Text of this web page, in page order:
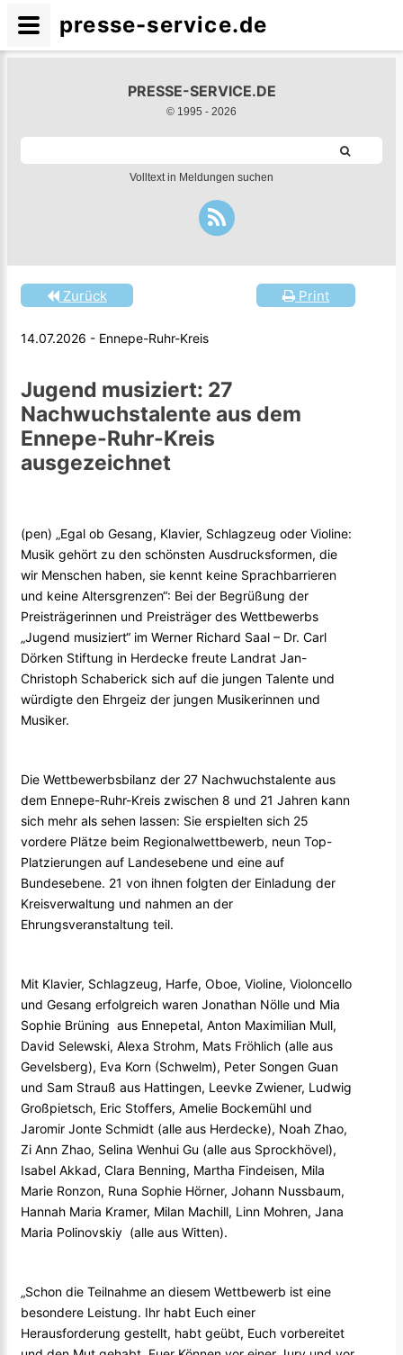
PRESSE-SERVICE.DE
© 1995 - 2026
Volltext in Meldungen suchen
Print
Zurück
14.07.2026 - Ennepe-Ruhr-Kreis
Jugend musiziert: 27
Nachwuchstalente aus dem
Ennepe-Ruhr-Kreis
ausgezeichnet
(pen) „Egal ob Gesang, Klavier, Schlagzeug oder Violine:
Musik gehört zu den schönsten Ausdrucksformen, die
wir Menschen haben, sie kennt keine Sprachbarrieren
und keine Altersgrenzen“: Bei der Begrüßung der
Preisträgerinnen und Preisträger des Wettbewerbs
„Jugend musiziert“ im Werner Richard Saal – Dr. Carl
Dörken Stiftung in Herdecke freute Landrat Jan-
Christoph Schaberick sich auf die jungen Talente und
würdigte den Ehrgeiz der jungen Musikerinnen und
Musiker.
Die Wettbewerbsbilanz der 27 Nachwuchstalente aus
dem Ennepe-Ruhr-Kreis zwischen 8 und 21 Jahren kann
sich mehr als sehen lassen: Sie erspielten sich 25
vordere Plätze beim Regionalwettbewerb, neun Top-
Platzierungen auf Landesebene und eine auf
Bundesebene. 21 von ihnen folgten der Einladung der
Kreisverwaltung und nahmen an der
Ehrungsveranstaltung teil.
Mit Klavier, Schlagzeug, Harfe, Oboe, Violine, Violoncello
und Gesang erfolgreich waren Jonathan Nölle und Mia
Sophie Brüning aus Ennepetal, Anton Maximilian Mull,
David Selewski, Alexa Strohm, Mats Fröhlich (alle aus
Gevelsberg), Eva Korn (Schwelm), Peter Songen Guan
und Sam Strauß aus Hattingen, Leevke Zwiener, Ludwig
Großpietsch, Eric Stoffers, Amelie Bockemühl und
Jaromir Jonte Schmidt (alle aus Herdecke), Noah Zhao,
Zi Ann Zhao, Selina Wenhui Gu (alle aus Sprockhövel),
Isabel Akkad, Clara Benning, Martha Findeisen, Mila
Marie Ronzon, Runa Sophie Hörner, Johann Nussbaum,
Hannah Maria Kramer, Milan Machill, Linn Mohren, Jana
Maria Polinovskiy (alle aus Witten).
„Schon die Teilnahme an diesem Wettbewerb ist eine
besondere Leistung. Ihr habt Euch einer
Herausforderung gestellt, habt geübt, Euch vorbereitet
presse-service.de